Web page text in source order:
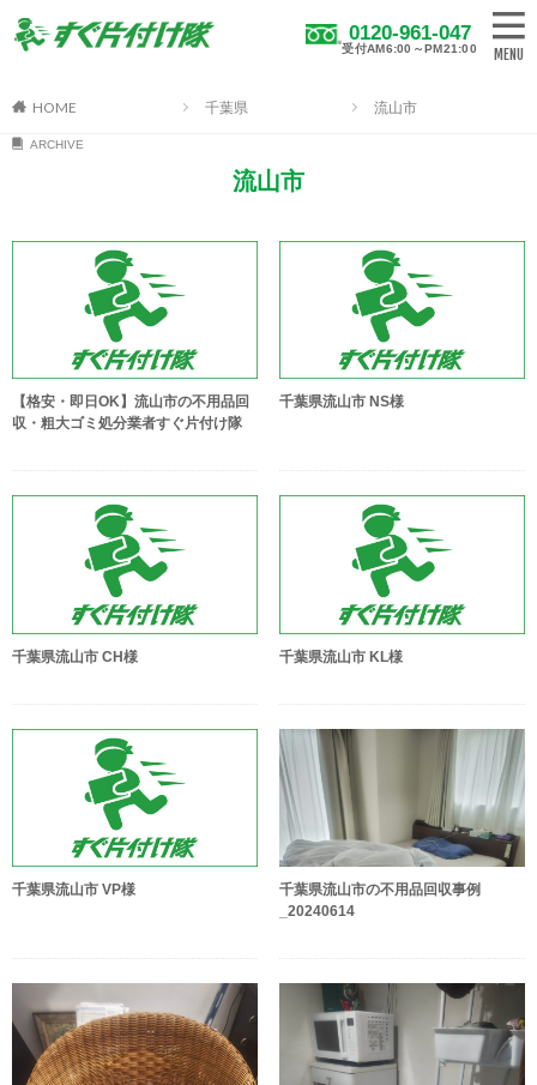
0120-961-047
受付AM6:00～PM21:00
HOME 千葉県 流山市
ARCHIVE
流山市
【格安・即日OK】流山市の不用品回
収・粗大ゴミ処分業者すぐ片付け隊
千葉県流山市 NS様
千葉県流山市 CH様 千葉県流山市 KL様
千葉県流山市 VP様
千葉県流山市の不用品回収事例
_20240614